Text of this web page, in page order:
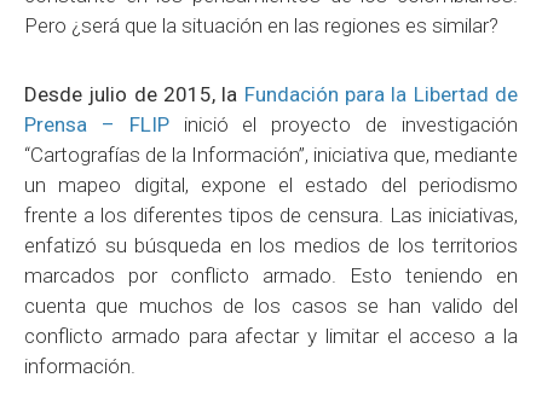
Pero ¿será que la situación en las regiones es similar?
Desde julio de 2015, la Fundación para la Libertad de
Prensa – FLIP
inició el proyecto de investigación
“Cartografías de la Información”, iniciativa que, mediante
un mapeo digital, expone el estado del periodismo
frente a los diferentes tipos de censura. Las iniciativas,
enfatizó su búsqueda en los medios de los territorios
marcados por conflicto armado. Esto teniendo en
cuenta que muchos de los casos se han valido del
conflicto armado para afectar y limitar el acceso a la
información.